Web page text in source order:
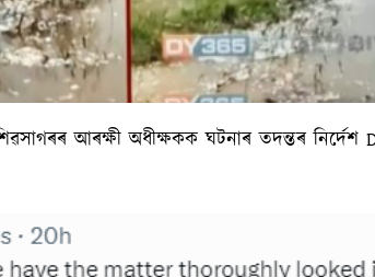
আৰক্ষী অধীক্ষকক ঘটনাৰ তদন্তৰ নিৰ্দেশ